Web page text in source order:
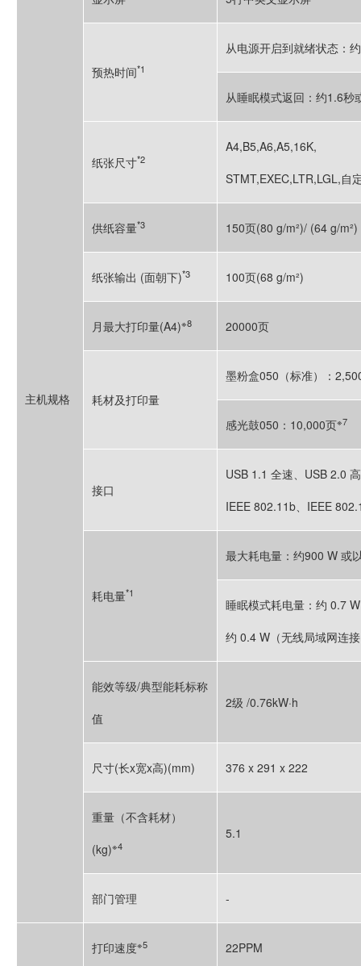
主机规格
预热时间*1
从电源开启到就绪状态：
从睡眠模式返回：约1.6秒
纸张尺寸*2
A4,B5,A6,A5,16K,
STMT,EXEC,LTR,LGL,自
供纸容量*3 150页(80 g/m²)/ (64 g/m²)
纸张输出 (面朝下)*3 100页(68 g/m²)
月最大打印量(A4)※8 20000页
耗材及打印量
墨粉盒050（标准）：
感光鼓050：10,000页※7
接口
USB 1.1 全速、USB 2.0
IEEE 802.11b、IEEE
耗电量*1
最大耗电量：约900 W 或
睡眠模式耗电量：约 0.7
约 0.4 W（无线局域网连
能效等级/典型能耗标称
值
2级 /0.76kW·h
尺寸(长x宽x高)(mm) 376 x 291 x 222
重量（不含耗材）
(kg)※4
5.1
部门管理 -
打印速度※5 22PPM